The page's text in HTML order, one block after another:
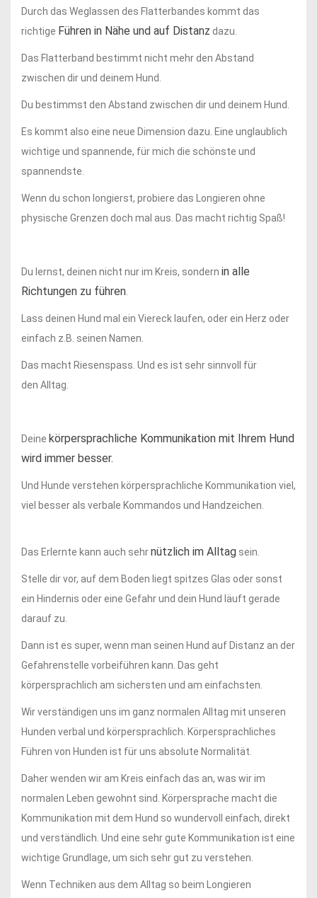
Durch das Weglassen des Flatterbandes kommt das
richtige Führen in Nähe und auf Distanz dazu.
Das Flatterband bestimmt nicht mehr den Abstand
zwischen dir und deinem Hund.
Du bestimmst den Abstand zwischen dir und deinem Hund.
Es kommt also eine neue Dimension dazu. Eine unglaublich
wichtige und spannende, für mich die schönste und
spannendste.
Wenn du schon longierst, probiere das Longieren ohne
physische Grenzen doch mal aus. Das macht richtig Spaß!
Du lernst, deinen nicht nur im Kreis, sondern in alle
Richtungen zu führen
Lass deinen Hund mal ein Viereck laufen, oder ein Herz oder
einfach z.B. seinen Namen.
Das macht Riesenspass. Und es ist sehr sinnvoll für
den Alltag.
Deine körpersprachliche Kommunikation mit Ihrem Hund
wird immer besser.
Und Hunde verstehen körpersprachliche Kommunikation viel,
viel besser als verbale Kommandos und Handzeichen.
Das Erlernte kann auch sehrnützlich im Alltag sein.
Stelle dir vor, auf dem Boden liegt spitzes Glas oder sonst
ein Hindernis oder eine Gefahr und dein Hund läuft gerade
darauf zu.
Dann ist es super, wenn man seinen Hund auf Distanz an der
Gefahrenstelle vorbeiführen kann. Das geht
körpersprachlich am sichersten und am einfachsten.
Wir verständigen uns im ganz normalen Alltag mit unseren
Hunden verbal und körpersprachlich. Körpersprachliches
Führen von Hunden ist für uns absolute Normalität.
Daher wenden wir am Kreis einfach das an, was wir im
normalen Leben gewohnt sind. Körpersprache macht die
Kommunikation mit dem Hund so wundervoll einfach, direkt
und verständlich. Und eine sehr gute Kommunikation ist eine
wichtige Grundlage, um sich sehr gut zu verstehen.
Wenn Techniken aus dem Alltag so beim Longieren